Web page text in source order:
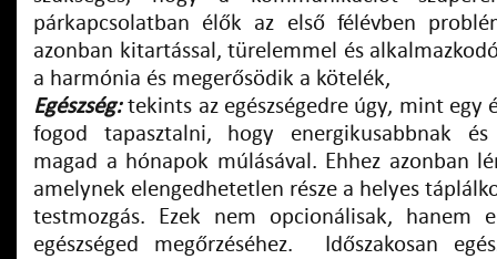
párkapcsolatban élők az első félévben
azonban kitartással, türelemmel és
a harmónia és megerősödik a kötelék,
Egészség:tekints az egészségedre úgy, mint egy
fogod tapasztalni, hogy energikusabbnak
magad a hónapok múlásával. Ehhez azonban
amelynek elengedhetetlen része a helyes
testmozgás. Ezek nem opcionálisak, hanem
egészséged megőrzéséhez. Időszakosan